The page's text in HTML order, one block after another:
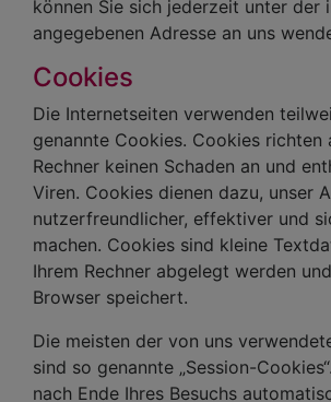
können Sie sich jederzeit unter der
angegebenen Adresse an uns
Cookies
Die Internetseiten verwenden
genannte Cookies. Cookies richten
Rechner keinen Schaden an und
Viren. Cookies dienen dazu, unser
nutzerfreundlicher, effektiver und
machen. Cookies sind kleine
Ihrem Rechner abgelegt werden
Browser speichert.
Die meisten der von uns
sind so genannte „Session-
nach Ende Ihres Besuchs